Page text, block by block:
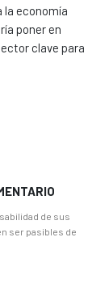
la economía
poner en
clave para
de sus
ser pasibles de